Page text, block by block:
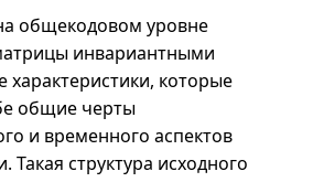
общекодовом уровне
инвариантными
характеристики, которые
общие черты
и временного аспектов
Такая структура исходного